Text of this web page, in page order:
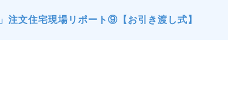
注文住宅現場リポート⑨【お引き渡し式】